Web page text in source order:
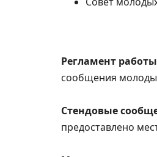
Регламент
сообщения
Стендовые
предоставлено